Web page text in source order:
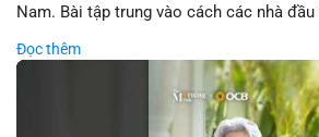
Nam. Bài tập trung vào cách các nhà
đầu tư trực tiếp vào doanh nghiệp đến
Kết nối này không chỉ tạo cơ hội tăng
còn tạo ra động lực cho thị trường crypto
nhà đầu tư đa quốc gia tìm kiếm cơ hội
Đọc thêm